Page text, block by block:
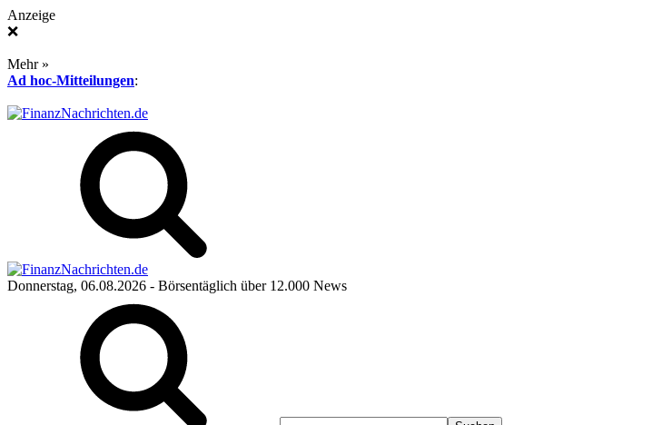
Anzeige
❌
Mehr »
Ad hoc-Mitteilungen:
Donnerstag, 06.08.2026 - Börsentäglich über 12.000 News